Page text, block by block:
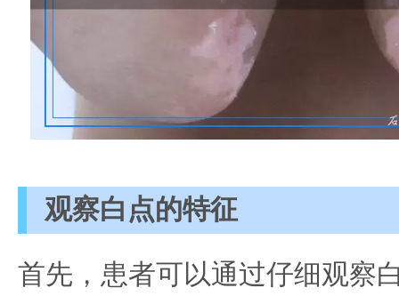
观察白点的特征
首先，患者可以通过仔细观察